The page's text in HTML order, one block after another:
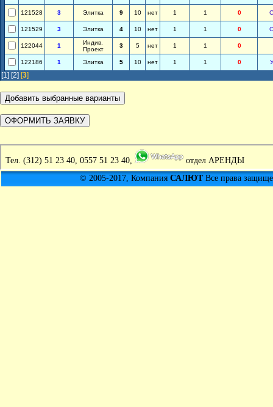
121528 3 Элитка 9 10 нет 1 1 0
121529 3 Элитка 4 10 нет 1 1 0
122044 1
Индив.
Проект
3 5 нет 1 1 0
122186 1 Элитка 5 10 нет 1 1 0
[1] [2] [3]
Тел. (312) 51 23 40, 0557 51 23 40,
отдел АРЕНДЫ
© 2005-2017, Компания САЛЮТВсе права